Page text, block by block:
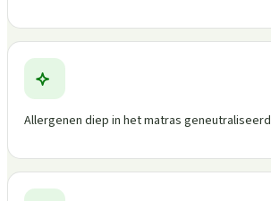
Allergenen diep in het matras geneutraliseerd